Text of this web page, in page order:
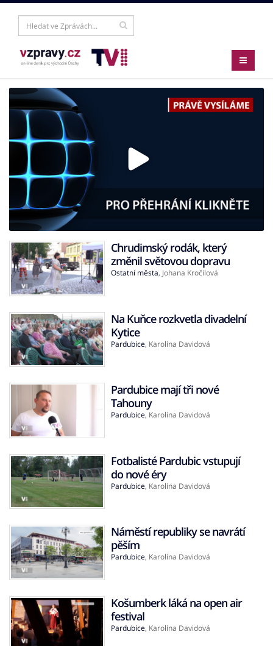
Chrudimský rodák, který
změnil světovou dopravu
Ostatní města, Johana Kročilová
Na Kuňce rozkvetla divadelní
Kytice
Pardubice, Karolína Davidová
Pardubice mají tři nové
Tahouny
Pardubice, Karolína Davidová
Fotbalisté Pardubic vstupují
do nové éry
Pardubice, Karolína Davidová
Náměstí republiky se navrátí
pěším
Pardubice, Karolína Davidová
Košumberk láká na open air
festival
Pardubice, Karolína Davidová